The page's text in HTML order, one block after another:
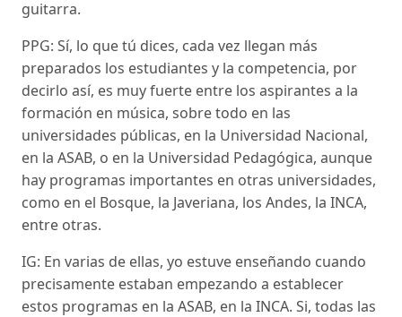
guitarra.
PPG: Sí, lo que tú dices, cada vez llegan más
preparados los estudiantes y la competencia, por
decirlo así, es muy fuerte entre los aspirantes a la
formación en música, sobre todo en las
universidades públicas, en la Universidad Nacional,
en la ASAB, o en la Universidad Pedagógica, aunque
hay programas importantes en otras universidades,
como en el Bosque, la Javeriana, los Andes, la INCA,
entre otras.
IG: En varias de ellas, yo estuve enseñando cuando
precisamente estaban empezando a establecer
estos programas en la ASAB, en la INCA. Si, todas las